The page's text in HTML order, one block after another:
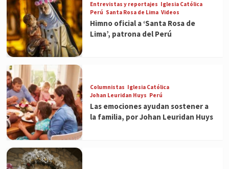
Entrevistas y reportajes Iglesia Católica
Perú Santa Rosa de Lima Videos
Himno oficial a ‘Santa Rosa de
Lima’, patrona del Perú
Columnistas Iglesia Católica
Johan Leuridan Huys Perú
Las emociones ayudan sostener a
la familia, por Johan Leuridan Huys